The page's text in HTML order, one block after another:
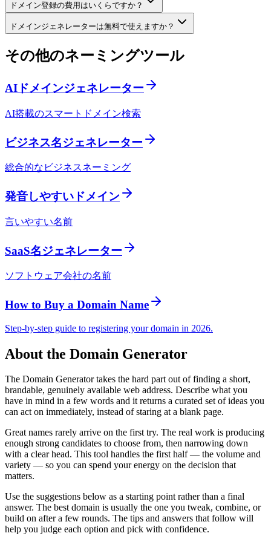
ドメイン登録の費用はいくらですか？
ドメインジェネレーターは無料で使えますか？
その他のネーミングツール
AIドメインジェネレーター
AI搭載のスマートドメイン検索
ビジネス名ジェネレーター
総合的なビジネスネーミング
発音しやすいドメイン
言いやすい名前
SaaS名ジェネレーター
ソフトウェア会社の名前
How to Buy a Domain Name
Step-by-step guide to registering your domain in 2026.
About the Domain Generator
The Domain Generator takes the hard part out of finding a short,
brandable, genuinely available web address. Describe what you
have in mind in a few words and it returns a curated set of ideas you
can act on immediately, instead of staring at a blank page.
Great names rarely arrive on the first try. The real work is producing
enough strong candidates to choose from, then narrowing down
with a clear head. This tool handles the first half — the volume and
variety — so you can spend your energy on the decision that
matters.
Use the suggestions below as a starting point rather than a final
answer. The best domain is usually the one you tweak, combine, or
build on after a few rounds. The tips and answers that follow will
help you judge each option and pick with confidence.